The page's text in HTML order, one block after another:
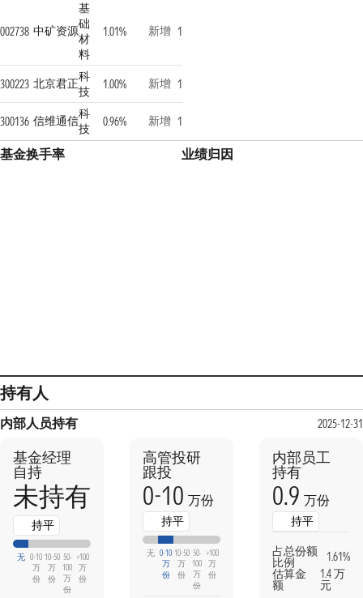
002738 中矿资源
基
础
材
料
1.01% 新增 1
300223 北京君正科
技
1.00% 新增 1
300136 信维通信科
技
0.96% 新增 1
基金换手率 业绩归因
持有人
内部人员持有 2025-12-31
基金经理
自持
未持有
持平
无 0-10
万
份
10-50
万
份
50-
100
万
份
>100
万
份
高管投研
跟投
0-10 万份
持平
无 0-10
万
份
10-50
万
份
50-
100
万
份
>100
万
份
内部员工
持有
0.9 万份
持平
占总份额
比例
1.61%
估算金
额
1.4 万
元